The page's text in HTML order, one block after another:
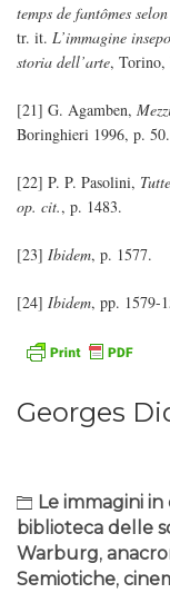
temps de fantômes
tr. it. L’immagine
storia dell’arte,
[21] G. Agamben,
Boringhieri 1996, p. 50.
[22] P. P. Pasolini,
op. cit., p. 1483.
[23] Ibidem, p. 1577.
[24] Ibidem, pp. 1579-
Georges
Le immagini
biblioteca delle
Warburg,
Semiotiche,